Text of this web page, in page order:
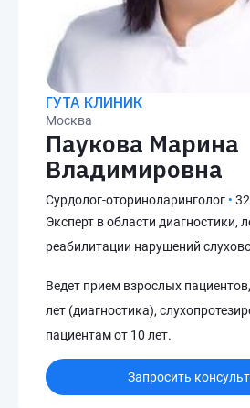
ГУТА КЛИНИК
Москва
Паукова Марина
Владимировна
Сурдолог-оториноларинголог •
Эксперт в области диагностики,
реабилитации нарушений
Ведет прием взрослых
лет (диагностика),
пациентам от 10 лет.
Запросить